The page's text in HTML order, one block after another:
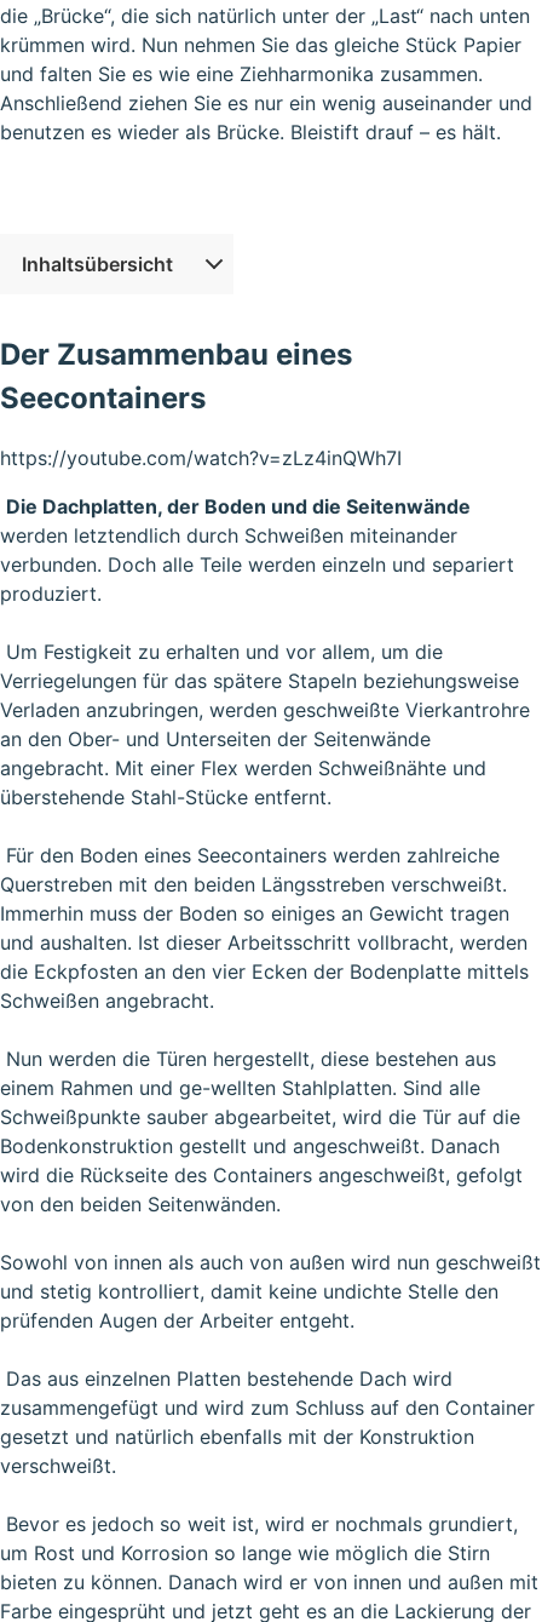
die „Brücke“, die sich natürlich unter der „Last“ nach unten
krümmen wird. Nun nehmen Sie das gleiche Stück Papier
und falten Sie es wie eine Ziehharmonika zusammen.
Anschließend ziehen Sie es nur ein wenig auseinander und
benutzen es wieder als Brücke. Bleistift drauf – es hält.
Inhaltsübersicht
Der Zusammenbau eines
Seecontainers
https://youtube.com/watch?v=zLz4inQWh7I
Die Dachplatten, der Boden und die Seitenwände
werden letztendlich durch Schweißen miteinander
verbunden. Doch alle Teile werden einzeln und separiert
produziert.
Um Festigkeit zu erhalten und vor allem, um die
Verriegelungen für das spätere Stapeln beziehungsweise
Verladen anzubringen, werden geschweißte Vierkantrohre
an den Ober- und Unterseiten der Seitenwände
angebracht. Mit einer Flex werden Schweißnähte und
überstehende Stahl-Stücke entfernt.
Für den Boden eines Seecontainers werden zahlreiche
Querstreben mit den beiden Längsstreben verschweißt.
Immerhin muss der Boden so einiges an Gewicht tragen
und aushalten. Ist dieser Arbeitsschritt vollbracht, werden
die Eckpfosten an den vier Ecken der Bodenplatte mittels
Schweißen angebracht.
Nun werden die Türen hergestellt, diese bestehen aus
einem Rahmen und ge-wellten Stahlplatten. Sind alle
Schweißpunkte sauber abgearbeitet, wird die Tür auf die
Bodenkonstruktion gestellt und angeschweißt. Danach
wird die Rückseite des Containers angeschweißt, gefolgt
von den beiden Seitenwänden.
Sowohl von innen als auch von außen wird nun geschweißt
und stetig kontrolliert, damit keine undichte Stelle den
prüfenden Augen der Arbeiter entgeht.
Das aus einzelnen Platten bestehende Dach wird
zusammengefügt und wird zum Schluss auf den Container
gesetzt und natürlich ebenfalls mit der Konstruktion
verschweißt.
Bevor es jedoch so weit ist, wird er nochmals grundiert,
um Rost und Korrosion so lange wie möglich die Stirn
bieten zu können. Danach wird er von innen und außen mit
Farbe eingesprüht und jetzt geht es an die Lackierung der